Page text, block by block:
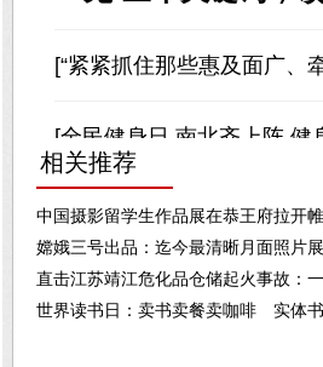
相关推荐
中国摄影留学生作品展在恭王府拉开
嫦娥三号出品：迄今最清晰月面照片
直击江苏靖江危化品仓储起火事故：
世界读书日：卖书卖餐卖咖啡 实体